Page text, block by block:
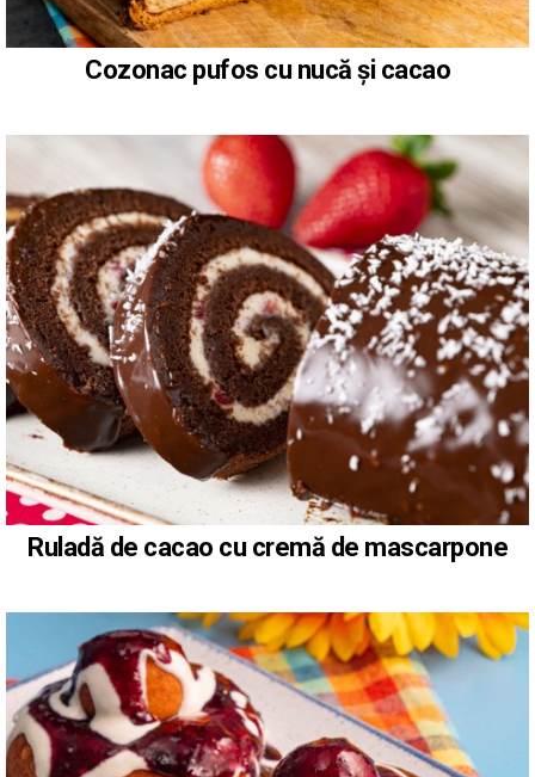
Cozonac pufos cu nucă și cacao
Ruladă de cacao cu cremă de mascarpone